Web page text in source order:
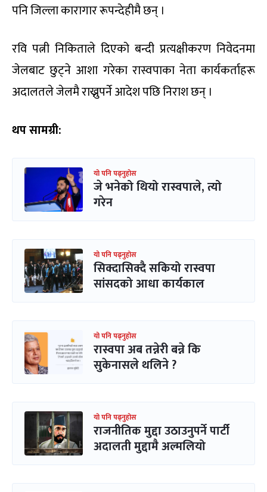
पनि जिल्ला कारागार रूपन्देहीमै छन् ।
रवि पत्नी निकिताले दिएको बन्दी प्रत्यक्षीकरण निवेदनमा
जेलबाट छुट्ने आशा गरेका रास्वपाका नेता कार्यकर्ताहरू
अदालतले जेलमै राख्नुपर्ने आदेश पछि निराश छन् ।
थप सामग्री:
यो पनि पढ्नुहोस
जे भनेको थियो रास्वपाले, त्यो
गरेन
यो पनि पढ्नुहोस
सिक्दासिक्दै सकियो रास्वपा
सांसदको आधा कार्यकाल
यो पनि पढ्नुहोस
रास्वपा अब तन्नेरी बन्ने कि
सुकेनासले थलिने ?
यो पनि पढ्नुहोस
राजनीतिक मुद्दा उठाउनुपर्ने पार्टी
अदालती मुद्दामै अल्मलियो